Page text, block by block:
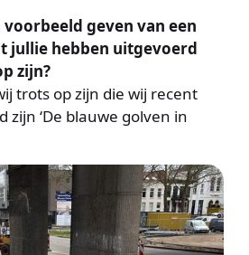
geven van een
jullie hebben uitgevoerd
zijn?
trots op zijn die wij recent
zijn ‘De blauwe golven in